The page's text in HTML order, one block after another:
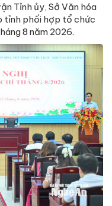
Tỉnh ủy, Sở Văn hóa
tỉnh phối hợp tổ chức
8 năm 2026.